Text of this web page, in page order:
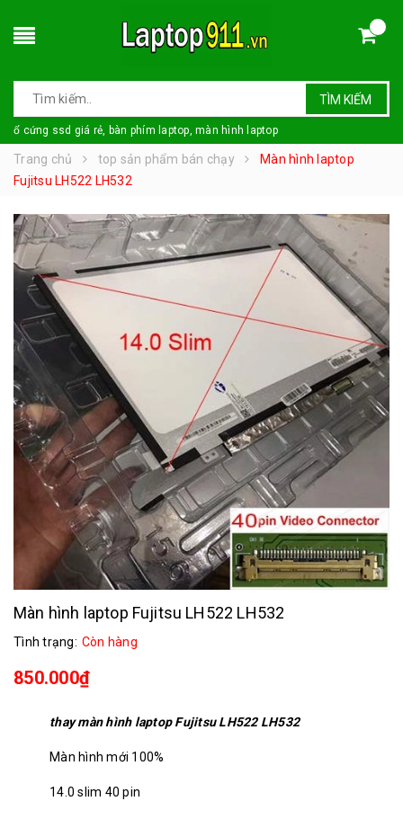
TÌM KIẾM
ổ cứng ssd giá rẻ, bàn phím laptop, màn hình laptop
Trang chủ top sản phẩm bán chạy
Màn hình laptop
Fujitsu LH522 LH532
Màn hình laptop Fujitsu LH522 LH532
Tình trạng: Còn hàng
850.000₫
thay màn hình laptop Fujitsu LH522 LH532
Màn hình mới 100%
14.0 slim 40 pin